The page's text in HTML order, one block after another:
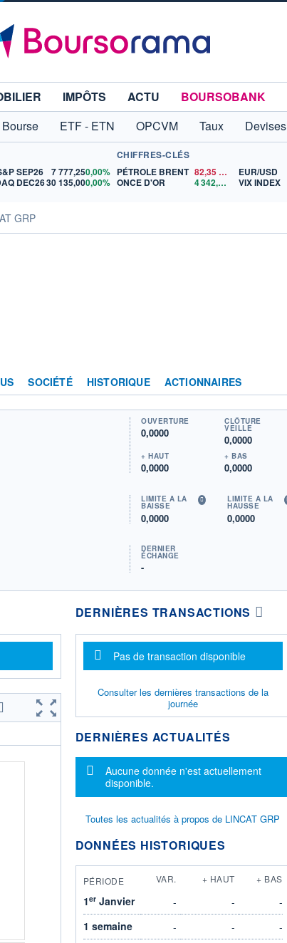
IMPÔTS ACTU
BOURSOBANK
ETF - ETN OPCVM Taux Devises
SEP26 7 777,250,00%
DEC2630 135,000,00%
CHIFFRES-CLÉS
PÉTROLE BRENT 82,35
ONCE D'OR
4 342,26 $US
EUR/USD
VIX INDEX
GRP
SOCIÉTÉ HISTORIQUE ACTIONNAIRES
OUVERTURE
0,0000
CLÔTURE
VEILLE
0,0000
+ HAUT
0,0000
+ BAS
0,0000
LIMITE À LA
BAISSE
0,0000
LIMITE À LA
HAUSSE
0,0000
DERNIER
ÉCHANGE
-
DERNIÈRES TRANSACTIONS
Message d'information
Pas de transaction disponible
Consulter les dernières transactions de la
journée
DERNIÈRES ACTUALITÉS
Message d'information
Aucune donnée n'est actuellement
disponible.
Toutes les actualités à propos de LINCAT GRP
DONNÉES HISTORIQUES
PÉRIODE VAR. + HAUT + BAS
1erJanvier - -
-
1 semaine
- -
-